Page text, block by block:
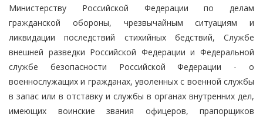
Министерству Российской Федерации по делам
гражданской обороны, чрезвычайным ситуациям и
ликвидации последствий стихийных бедствий, Службе
внешней разведки Российской Федерации и Федеральной
службе безопасности Российской Федерации - о
военнослужащих и гражданах, уволенных с военной службы
в запас или в отставку и службы в органах внутренних дел,
имеющих воинские звания офицеров, прапорщиков